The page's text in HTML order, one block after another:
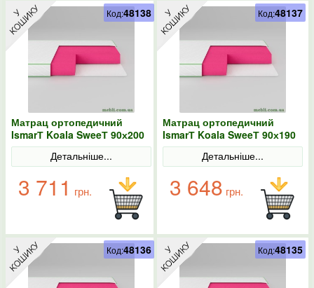
Матрац ортопедичний
IsmarТ Koala SweeТ 90х200
безпружинний
Детальніше...
3 711 грн.
Код:48138
Матрац ортопедичний
IsmarТ Koala SweeТ 90х190
безпружинний
Детальніше...
3 648 грн.
Код:48137
Код:48136 Код:48135